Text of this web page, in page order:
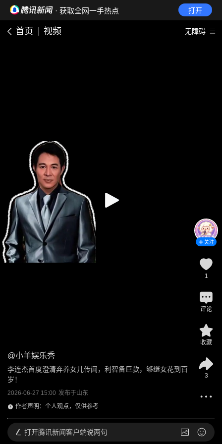
· 获取全网一手热点 打开
首页 视频 无障碍
@小羊娱乐秀
李连杰首度澄清弃养女儿传闻，利智备巨款，够继女花到百
岁！
2026-06-27 15:00 发布于山东
作者声明：个人观点，仅供参考
关注
1
评论
收藏
3
打开腾讯新闻客户端说两句